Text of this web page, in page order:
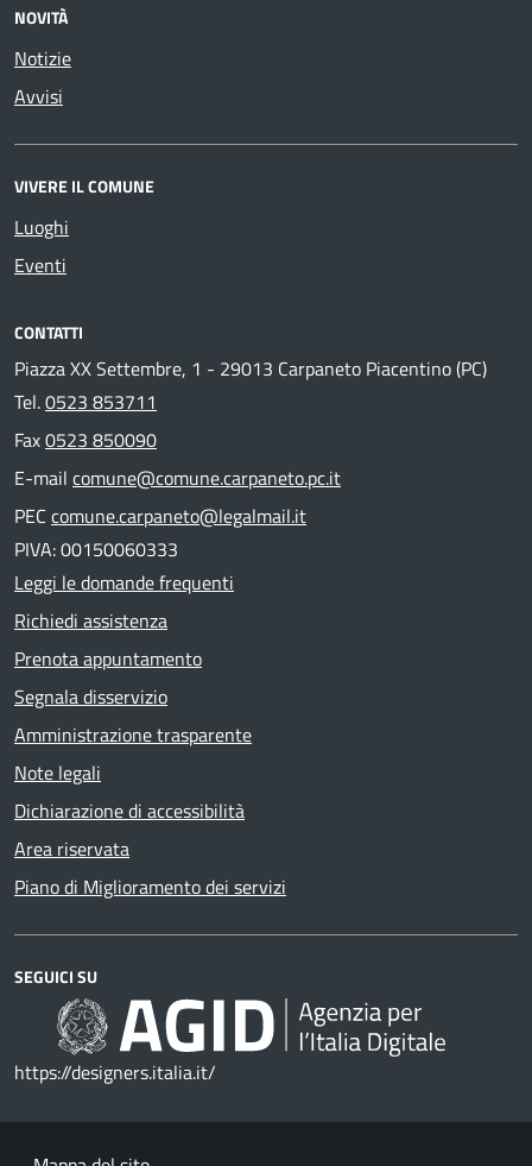
NOVITÀ
Notizie
Avvisi
VIVERE IL COMUNE
Luoghi
Eventi
CONTATTI
Piazza XX Settembre, 1 - 29013 Carpaneto Piacentino (PC)
Tel.0523 853711
Fax0523 850090
E-mail comune@comune.carpaneto.pc.it
PEC comune.carpaneto@legalmail.it
PIVA: 00150060333
Leggi le domande frequenti
Richiedi assistenza
Prenota appuntamento
Segnala disservizio
Amministrazione trasparente
Note legali
Dichiarazione di accessibilità
Area riservata
Piano di Miglioramento dei servizi
SEGUICI SU
https://designers.italia.it/